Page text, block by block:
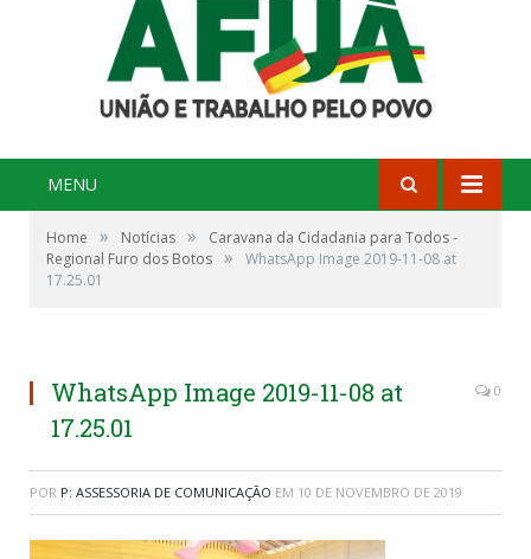
MENU
Home » Notícias »
Caravana da Cidadania para Todos -
Regional Furo dos Botos »
WhatsApp Image 2019-11-08 at
17.25.01
WhatsApp Image 2019-11-08 at
17.25.01
0
POR P: ASSESSORIA DE COMUNICAÇÃO EM 10 DE NOVEMBRO DE 2019